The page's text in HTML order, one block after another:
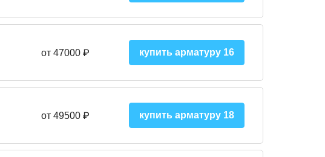
от 47000 ₽ купить арматуру 16
от 49500 ₽ купить арматуру 18